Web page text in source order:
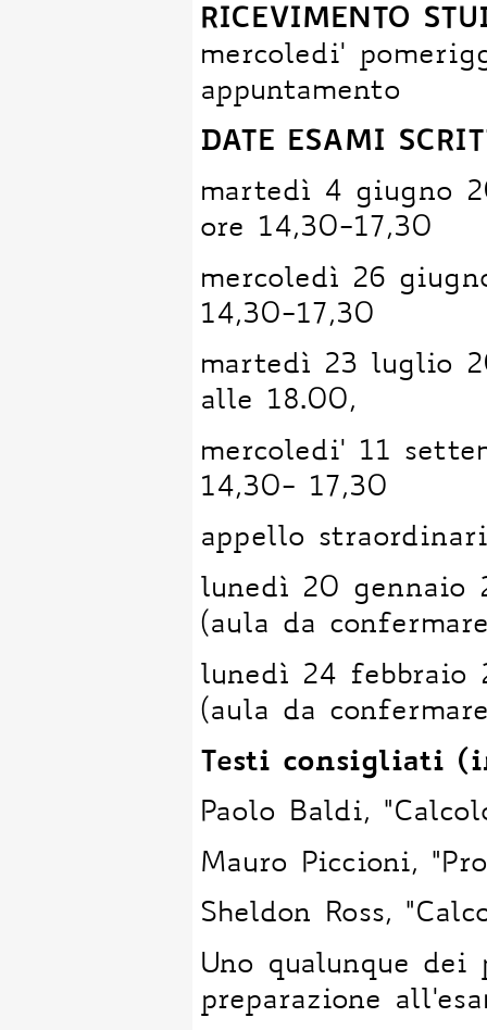
RICEVIMENTO
mercoledi'
appuntamento
DATE ESAMI
martedì 4 giugno
ore 14,30-17,30
mercoledì 26
14,30-17,30
martedì 23 luglio
alle 18.00,
mercoledi' 11
14,30- 17,30
appello
lunedì 20 gennaio
(aula da
lunedì 24 febbraio
(aula da
Testi consigliati
Paolo Baldi,
Mauro Piccioni,
Sheldon Ross,
Uno qualunque
preparazione